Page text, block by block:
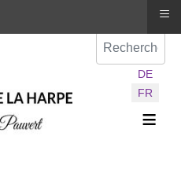
Sélectionnez
DE
FR
≡
≡